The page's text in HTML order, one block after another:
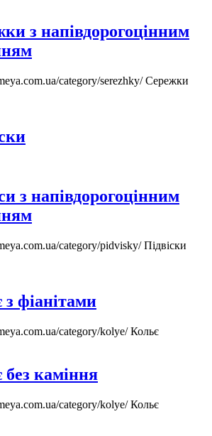
з напівдорогоцінним
category/serezhky/Сережки
з напівдорогоцінним
category/pidvisky/Підвіски
з фіанітами
category/kolye/Кольє
без каміння
category/kolye/Кольє